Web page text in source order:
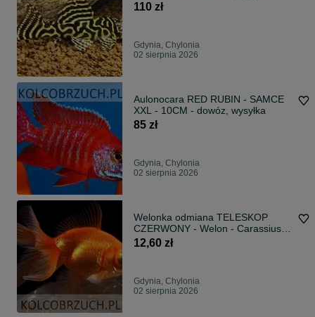
110 zł
Gdynia, Chylonia
02 sierpnia 2026
Aulonocara RED RUBIN - SAMCE
XXL - 10CM - dowóz, wysyłka
85 zł
Gdynia, Chylonia
02 sierpnia 2026
Welonka odmiana TELESKOP
CZERWONY - Welon - Carassius -
dowóz, wysyłka
12,60 zł
Gdynia, Chylonia
02 sierpnia 2026